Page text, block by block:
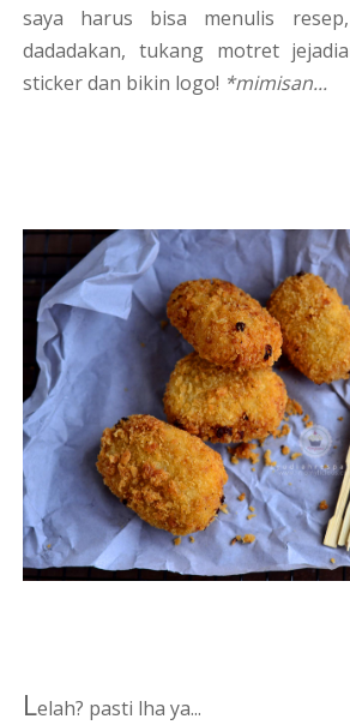
saya harus bisa menulis
dadadakan, tukang motret
sticker dan bikin logo! *mimisan...
Lelah? pasti lha ya...